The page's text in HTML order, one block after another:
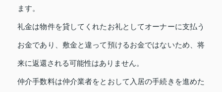
ます。
礼金は物件を貸してくれたお礼としてオーナーに支払う
お金であり、敷金と違って預けるお金ではないため、将
来に返還される可能性はありません。
仲介手数料は仲介業者をとおして入居の手続きを進めた